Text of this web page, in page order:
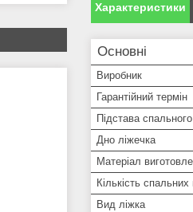
Характеристики
Основні
Виробник
Гарантійний термін
Підстава
Дно ліжечка
Матеріал
Кількість спальних
Вид ліжка